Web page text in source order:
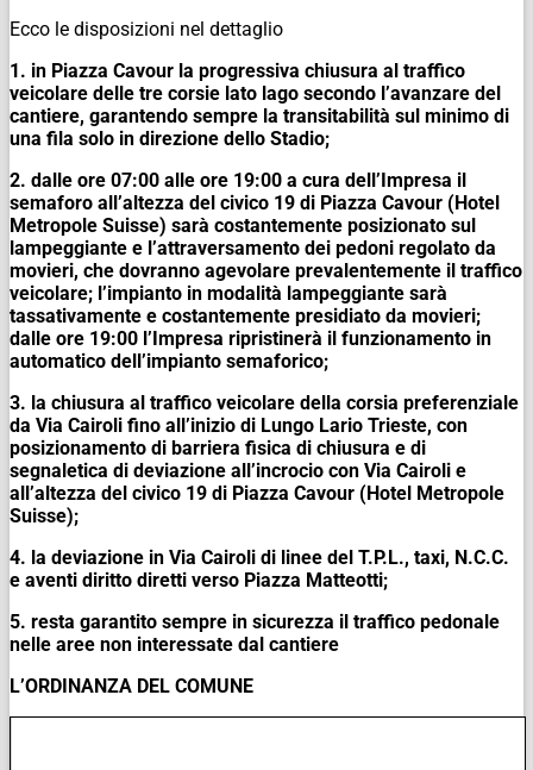
Ecco le disposizioni nel dettaglio
1. in Piazza Cavour la progressiva chiusura al traffico
veicolare delle tre corsie lato lago secondo l’avanzare del
cantiere, garantendo sempre la transitabilità sul minimo di
una fila solo in direzione dello Stadio;
2. dalle ore 07:00 alle ore 19:00 a cura dell’Impresa il
semaforo all’altezza del civico 19 di Piazza Cavour (Hotel
Metropole Suisse) sarà costantemente posizionato sul
lampeggiante e l’attraversamento dei pedoni regolato da
movieri, che dovranno agevolare prevalentemente il traffico
veicolare; l’impianto in modalità lampeggiante sarà
tassativamente e costantemente presidiato da movieri;
dalle ore 19:00 l’Impresa ripristinerà il funzionamento in
automatico dell’impianto semaforico;
3. la chiusura al traffico veicolare della corsia preferenziale
da Via Cairoli fino all’inizio di Lungo Lario Trieste, con
posizionamento di barriera fisica di chiusura e di
segnaletica di deviazione all’incrocio con Via Cairoli e
all’altezza del civico 19 di Piazza Cavour (Hotel Metropole
Suisse);
4. la deviazione in Via Cairoli di linee del T.P.L., taxi, N.C.C.
e aventi diritto diretti verso Piazza Matteotti;
5. resta garantito sempre in sicurezza il traffico pedonale
nelle aree non interessate dal cantiere
L’ORDINANZA DEL COMUNE